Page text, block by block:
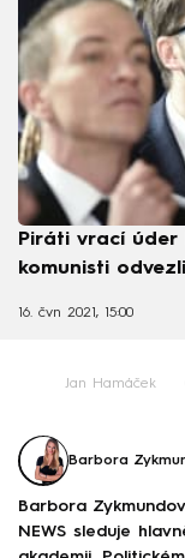
Piráti vrací úder
komunisti
16. čvn 2021, 15:00
Jan Hamáček
Barbora
Barbora
NEWS sleduje